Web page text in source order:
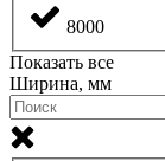
8000
Показать все
Ширина, мм